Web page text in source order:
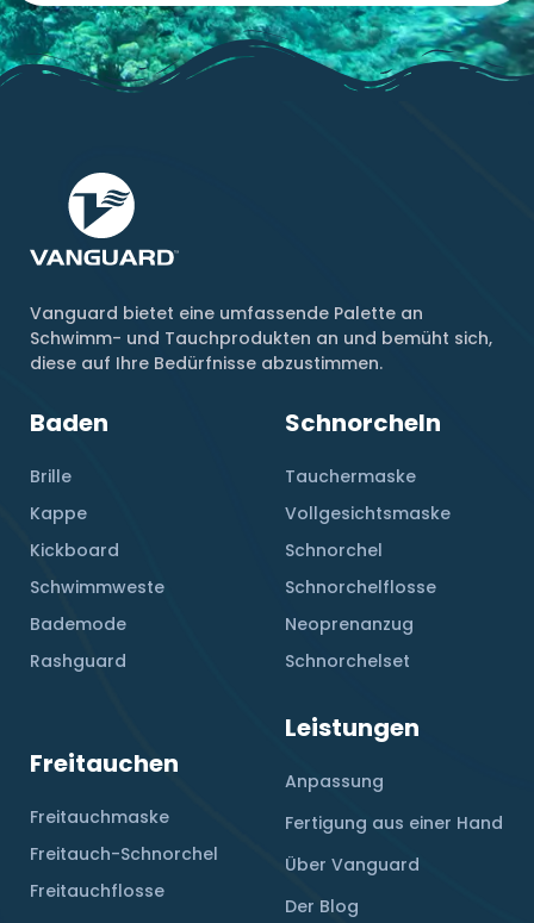
Vanguard bietet eine umfassende Palette an
Schwimm- und Tauchprodukten an und bemüht sich,
diese auf Ihre Bedürfnisse abzustimmen.
Baden
Brille
Kappe
Kickboard
Schwimmweste
Bademode
Rashguard
Schnorcheln
Tauchermaske
Vollgesichtsmaske
Schnorchel
Schnorchelflosse
Neoprenanzug
Schnorchelset
Freitauchen
Freitauchmaske
Freitauch-Schnorchel
Freitauchflosse
Leistungen
Anpassung
Fertigung aus einer Hand
Über Vanguard
Der Blog